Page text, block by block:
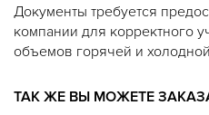
Документы требуется
компании для корректного
объемов горячей и
ТАК ЖЕ ВЫ МОЖЕТЕ